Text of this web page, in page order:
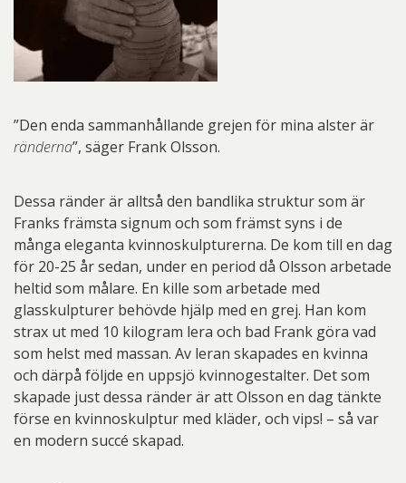
”Den enda sammanhållande grejen för mina alster är
ränderna”, säger Frank Olsson.
Dessa ränder är alltså den bandlika struktur som är
Franks främsta signum och som främst syns i de
många eleganta kvinnoskulpturerna. De kom till en dag
för 20-25 år sedan, under en period då Olsson arbetade
heltid som målare. En kille som arbetade med
glasskulpturer behövde hjälp med en grej. Han kom
strax ut med 10 kilogram lera och bad Frank göra vad
som helst med massan. Av leran skapades en kvinna
och därpå följde en uppsjö kvinnogestalter. Det som
skapade just dessa ränder är att Olsson en dag tänkte
förse en kvinnoskulptur med kläder, och vips! – så var
en modern succé skapad.